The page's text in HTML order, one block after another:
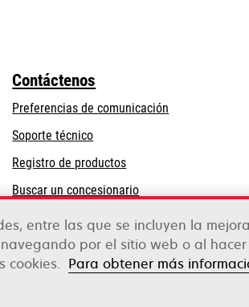
Contáctenos
Preferencias de comunicación
Soporte técnicose
abre
en
una
nueva
Registro de productos
Buscar un concesionario
entre las que se incluyen la
por el sitio web o al hacer
cookies. Para obtener más